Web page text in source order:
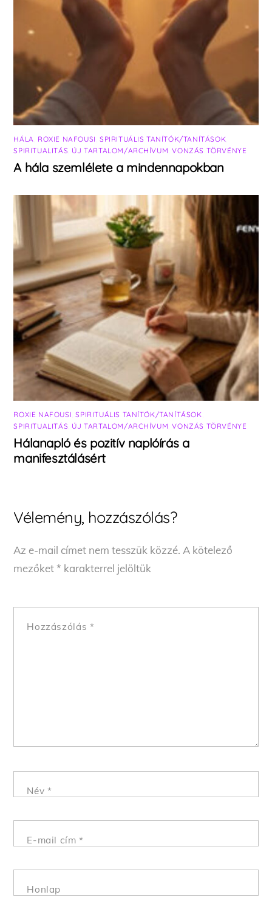
HÁLA ROXIE NAFOUSI SPIRITUÁLIS TANÍTÓK/TANÍTÁSOK
SPIRITUALITÁS ÚJ TARTALOM/ARCHÍVUM ,VONZÁS TÖRVÉNYE
A hála szemlélete a mindennapokban
ROXIE NAFOUSI ,SPIRITUÁLIS TANÍTÓK/TANÍTÁSOK
SPIRITUALITÁS ÚJ TARTALOM/ARCHÍVUM ,VONZÁS TÖRVÉNYE
Hálanapló és pozitív naplóírás a
manifesztálásért
Vélemény, hozzászólás?
Az e-mail címet nem tesszük közzé. A kötelező
mezőket* karakterrel jelöltük
Hozzászólás *
Név *
E-mail cím*
Honlap